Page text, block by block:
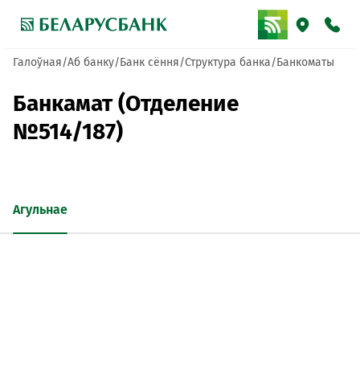
Галоўная Аб банку Банк сёння Структура банка Банкоматы
Банкамат (Отделение
№514/187)
Агульнае